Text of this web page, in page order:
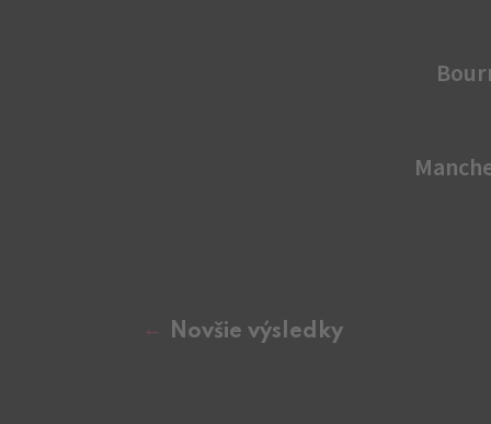
Novšie výsledky